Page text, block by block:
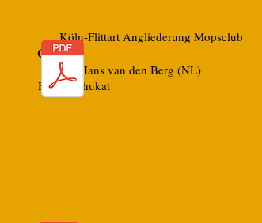
Angliederung Mopsclub
CAC
Hans van den Berg (NL)
Helga Schukat